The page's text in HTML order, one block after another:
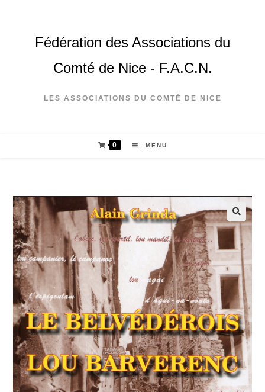
Fédération des Associations du
Comté de Nice - F.A.C.N.
LES ASSOCIATIONS DU COMTÉ DE NICE
0 MENU